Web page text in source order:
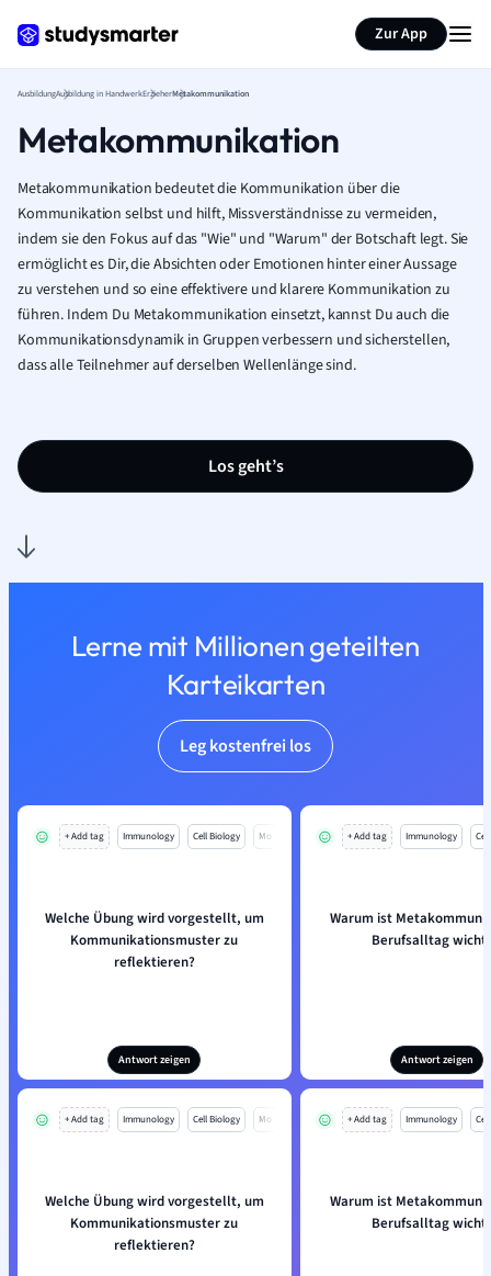
Zur App
AusbildungAusbildung in HandwerkErzieherMetakommunikation
Metakommunikation
Metakommunikation bedeutet die Kommunikation über die
Kommunikation selbst und hilft, Missverständnisse zu vermeiden,
indem sie den Fokus auf das "Wie" und "Warum" der Botschaft legt. Sie
ermöglicht es Dir, die Absichten oder Emotionen hinter einer Aussage
zu verstehen und so eine effektivere und klarere Kommunikation zu
führen. Indem Du Metakommunikation einsetzt, kannst Du auch die
Kommunikationsdynamik in Gruppen verbessern und sicherstellen,
dass alle Teilnehmer auf derselben Wellenlänge sind.
Los geht’s
Lerne mit Millionen geteilten
Karteikarten
Leg kostenfrei los
+ Add tag Immunology Cell Biology Mo
Welche Übung wird vorgestellt, um
Kommunikationsmuster zu
reflektieren?
Antwort zeigen
+ Add tag Immunology
Warum ist
Berufsalltag
Antwort zeigen
+ Add tag Immunology Cell Biology Mo
Welche Übung wird vorgestellt, um
Kommunikationsmuster zu
reflektieren?
+ Add tag Immunology
Warum ist
Berufsalltag